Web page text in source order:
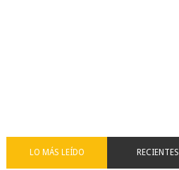
LO MÁS LEÍDO RECIENTES